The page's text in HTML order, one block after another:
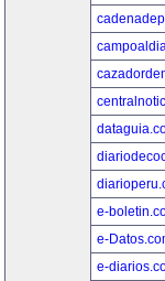
e-
e-
e-